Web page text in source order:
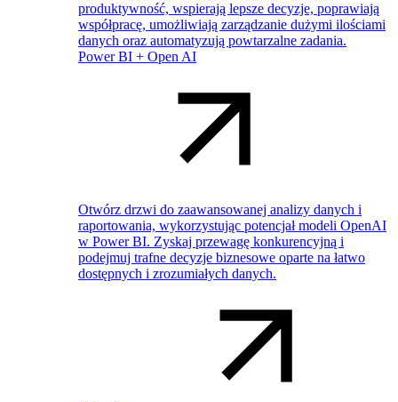
produktywność, wspierają lepsze decyzje, poprawiają
współpracę, umożliwiają zarządzanie dużymi ilościami
danych oraz automatyzują powtarzalne zadania.
Power BI + Open AI
Otwórz drzwi do zaawansowanej analizy danych i
raportowania, wykorzystując potencjał modeli OpenAI
w Power BI. Zyskaj przewagę konkurencyjną i
podejmuj trafne decyzje biznesowe oparte na łatwo
dostępnych i zrozumiałych danych.